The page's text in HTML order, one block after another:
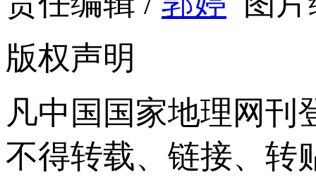
版权声明
凡中国国家地理网刊
不得转载、链接、转